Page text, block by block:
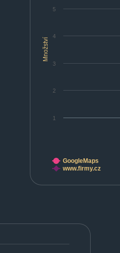
Množství
1
2
3
4
5
GoogleMaps
www.firmy.cz